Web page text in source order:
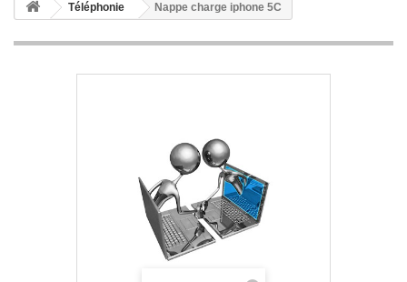
Téléphonie Nappe charge iphone 5C